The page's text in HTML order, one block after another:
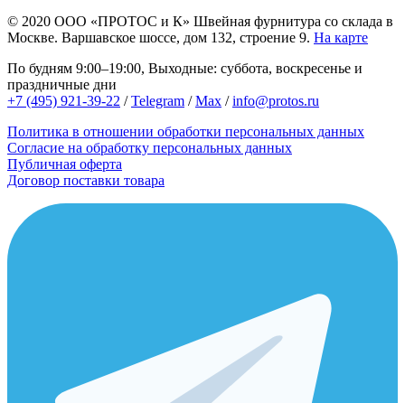
© 2020 ООО «ПРОТОС и К» Швейная фурнитура со склада в
Москве. Варшавское шоссе, дом 132, строение 9. На карте
По будням 9:00–19:00, Выходные: суббота, воскресенье и
праздничные дни
+7 (495) 921-39-22 /Telegram /Max /info@protos.ru
Политика в отношении обработки персональных данных
Согласие на обработку персональных данных
Публичная оферта
Договор поставки товара